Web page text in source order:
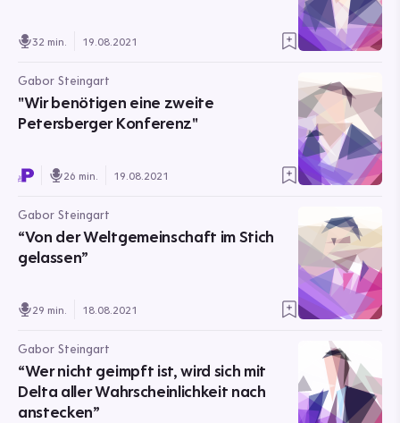
32 min. 19.08.2021
Gabor Steingart
"Wir benötigen eine zweite
Petersberger Konferenz"
26 min. 19.08.2021
Gabor Steingart
“Von der Weltgemeinschaft im Stich
gelassen”
29 min. 18.08.2021
Gabor Steingart
“Wer nicht geimpft ist, wird sich mit
Delta aller Wahrscheinlichkeit nach
anstecken”